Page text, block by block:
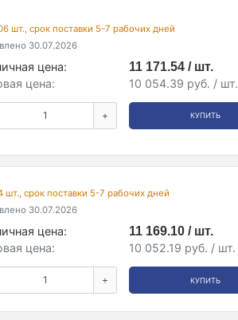
шт., срок поставки 5-7 рабочих дней
30.07.2026
цена:
11 171.54 / шт.
цена:
10 054.39 руб. / шт.
+ КУПИТЬ
шт., срок поставки 5-7 рабочих дней
30.07.2026
цена:
11 169.10 / шт.
цена:
10 052.19 руб. / шт.
+ КУПИТЬ